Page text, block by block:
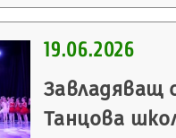
19.06.2026
Завладяващ
Танцова